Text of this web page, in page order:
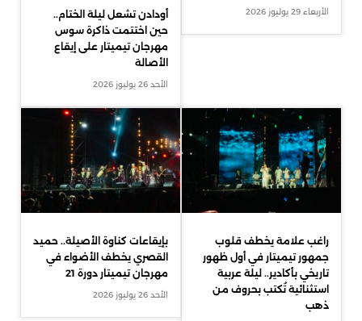
الأربعاء 29 يوليوز 2026
أودادن تشعل ليلة الختام..
حين اختتمت ذاكرة سوس
مهرجان تيميتار على إيقاع
الأصالة
الأحد 26 يوليوز 2026
راغب علامة يخطف قلوب
جمهور تيميتار في أول ظهور
تاريخي بأكادير.. ليلة عربية
استثنائية تُكتب بحروف من
ذهب
بإيقاعات كناوة الأصيلة.. حميد
القصري يخطف الأضواء في
مهرجان تيميتار دورة 21
الأحد 26 يوليوز 2026